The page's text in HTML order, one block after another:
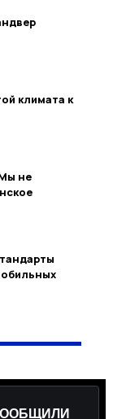
климата к
не